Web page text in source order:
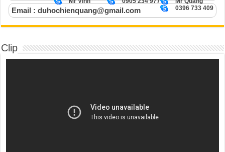
0396 733 409
Email : duhochienquang@gmail.com
Clip